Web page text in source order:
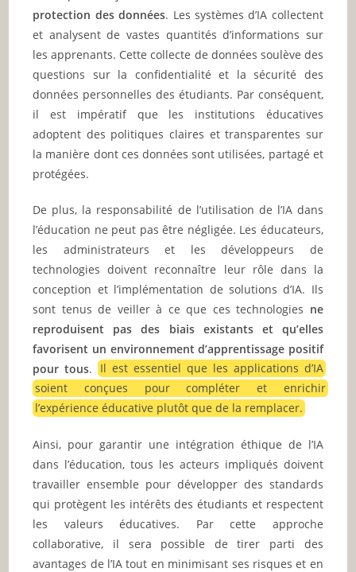
protection des données. Les systèmes d’IA collectent
et analysent de vastes quantités d’informations sur
les apprenants. Cette collecte de données soulève des
questions sur la confidentialité et la sécurité des
données personnelles des étudiants. Par conséquent,
il est impératif que les institutions éducatives
adoptent des politiques claires et transparentes sur
la manière dont ces données sont utilisées, partagé et
protégées.
De plus, la responsabilité de l’utilisation de l’IA dans
l’éducation ne peut pas être négligée. Les éducateurs,
les administrateurs et les développeurs de
technologies doivent reconnaître leur rôle dans la
conception et l’implémentation de solutions d’IA. Ils
sont tenus de veiller à ce que ces technologies ne
reproduisent pas des biais existants et qu’elles
favorisent un environnement d’apprentissage positif
pour tous. Il est essentiel que les applications d’IA
soient conçues pour compléter et enrichir
l’expérience éducative plutôt que de la remplacer.
Ainsi, pour garantir une intégration éthique de l’IA
dans l’éducation, tous les acteurs impliqués doivent
travailler ensemble pour développer des standards
qui protègent les intérêts des étudiants et respectent
les valeurs éducatives. Par cette approche
collaborative, il sera possible de tirer parti des
avantages de l’IA tout en minimisant ses risques et en